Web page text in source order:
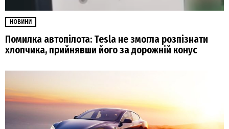
НОВИНИ
Помилка автопілота: Tesla не змогла розпізнати
хлопчика, прийнявши його за дорожній конус